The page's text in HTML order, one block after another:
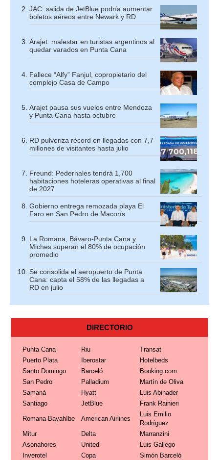
JAC: salida de JetBlue podría aumentar
boletos aéreos entre Newark y RD
Arajet: malestar en turistas argentinos al
quedar varados en Punta Cana
Fallece “Alfy” Fanjul, copropietario del
complejo Casa de Campo
Arajet pausa sus vuelos entre Mendoza
y Punta Cana hasta octubre
RD pulveriza récord en llegadas con 7,7
millones de visitantes hasta julio
Freund: Pedernales tendrá 1,700
habitaciones hoteleras operativas al final
de 2027
Gobierno entrega remozada playa El
Faro en San Pedro de Macorís
La Romana, Bávaro-Punta Cana y
Miches superan el 80% de ocupación
promedio
Se consolida el aeropuerto de Punta
Cana: capta el 58% de las llegadas a
RD en julio
DIRECTORIO
Punta Cana Riu
Transat
Puerto Plata
Iberostar
Hotelbeds
Santo Domingo
Barceló
Booking.com
San Pedro
Palladium
Martín de Oliva
Samaná
Hyatt
Luis Abinader
Santiago
JetBlue Frank Rainieri
Romana-Bayahíbe American Airlines
Luis Emilio
Rodríguez
Mitur
Delta
Marranzini
Asonahores
United
Luis Gallego
Inverotel
Copa Simón Barceló